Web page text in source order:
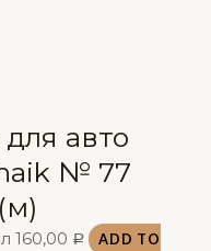
авто
№ 77
160,00 Р
ADD TO